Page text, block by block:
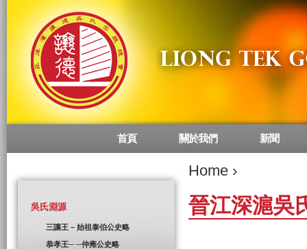
Home ›
晉江深滬吳
首頁 關於我們 新聞
吳氏淵源
三讓王 – 始祖泰伯公史略
恭孝王─ ─仲雍公史略